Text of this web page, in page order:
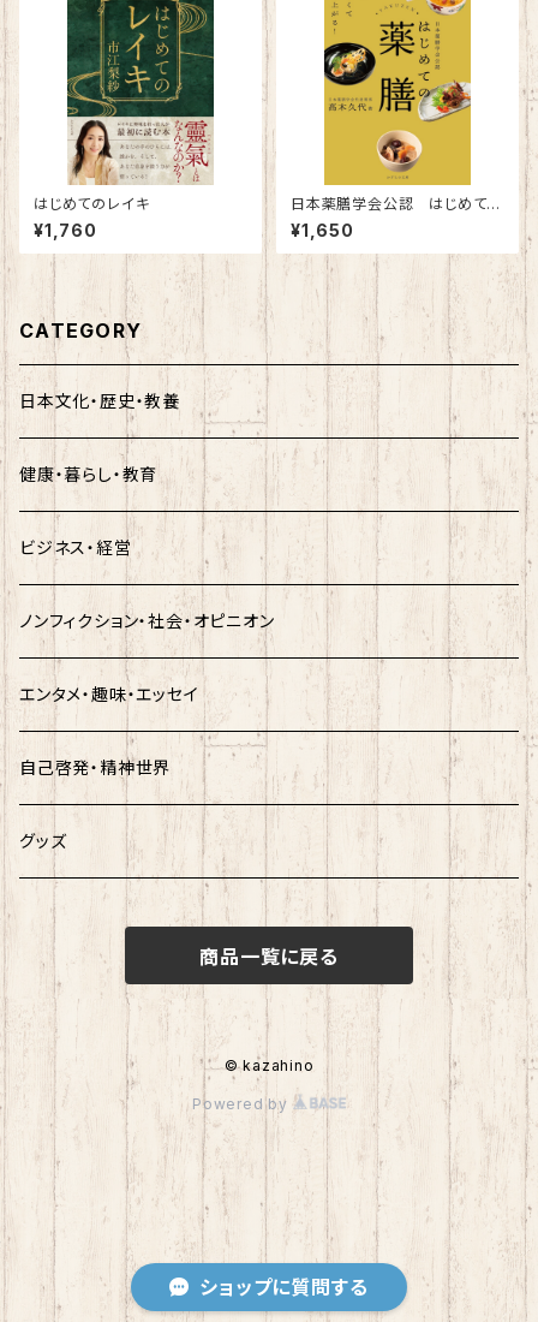
ショップに質問する
はじめてのレイキ
¥1,760
日本薬膳学会公認 はじめての
薬膳～簡単で美味しくて運気も
上がる！～
¥1,650
CATEGORY
日本文化・歴史・教養
健康・暮らし・教育
ビジネス・経営
ノンフィクション・社会・オピニオン
エンタメ・趣味・エッセイ
自己啓発・精神世界
グッズ
商品一覧に戻る
© kazahino
Powered by